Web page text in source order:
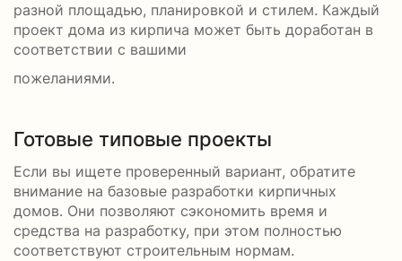
разной площадью, планировкой и стилем. Каждый
проект дома из кирпича может быть доработан в
соответствии с вашими
пожеланиями.
Готовые типовые проекты
Если вы ищете проверенный вариант, обратите
внимание на базовые разработки кирпичных
домов. Они позволяют сэкономить время и
средства на разработку, при этом полностью
соответствуют строительным нормам.